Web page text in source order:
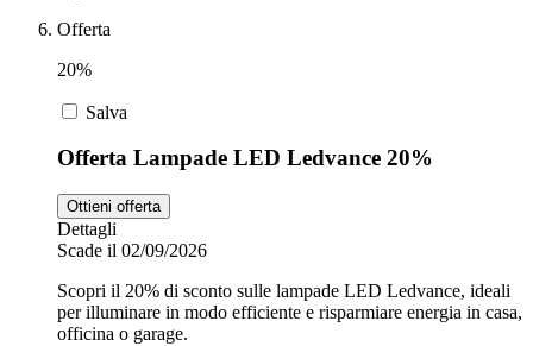
Offerta
20%
Salva
Offerta Lampade LED Ledvance 20%
Ottieni offerta
Dettagli
Scade il 02/09/2026
Scopri il 20% di sconto sulle lampade LED Ledvance, ideali
per illuminare in modo efficiente e risparmiare energia in casa,
officina o garage.